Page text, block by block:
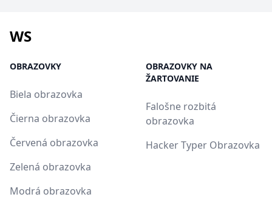
WS
OBRAZOVKY
Biela obrazovka
Čierna obrazovka
Červená obrazovka
Zelená obrazovka
Modrá obrazovka
OBRAZOVKY NA
ŽARTOVANIE
Falošne rozbitá
obrazovka
Hacker Typer Obrazovka